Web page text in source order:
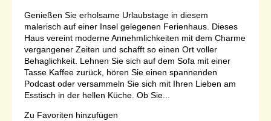
Genießen Sie erholsame Urlaubstage in diesem
malerisch auf einer Insel gelegenen Ferienhaus. Dieses
Haus vereint moderne Annehmlichkeiten mit dem Charme
vergangener Zeiten und schafft so einen Ort voller
Behaglichkeit. Lehnen Sie sich auf dem Sofa mit einer
Tasse Kaffee zurück, hören Sie einen spannenden
Podcast oder versammeln Sie sich mit Ihren Lieben am
Esstisch in der hellen Küche. Ob Sie...
Zu Favoriten hinzufügen